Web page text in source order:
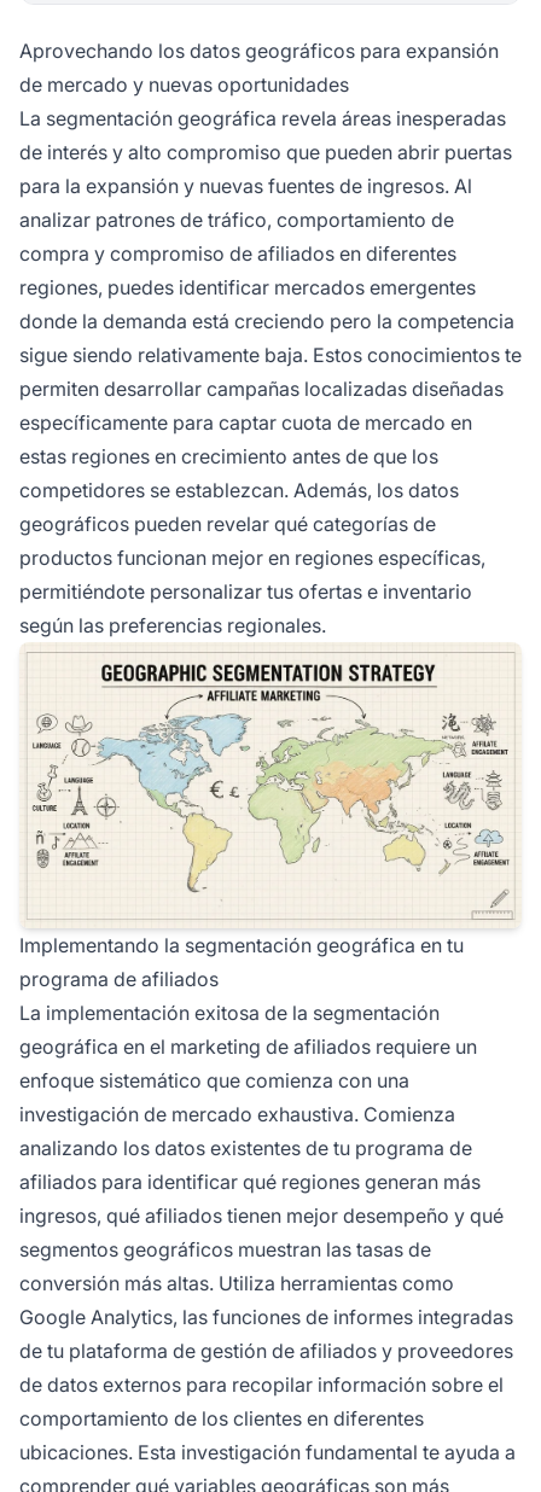
Aprovechando los datos geográficos para expansión
de mercado y nuevas oportunidades
La segmentación geográfica revela áreas inesperadas
de interés y alto compromiso que pueden abrir puertas
para la expansión y nuevas fuentes de ingresos. Al
analizar patrones de tráfico, comportamiento de
compra y compromiso de afiliados en diferentes
regiones, puedes identificar mercados emergentes
donde la demanda está creciendo pero la competencia
sigue siendo relativamente baja. Estos conocimientos te
permiten desarrollar campañas localizadas diseñadas
específicamente para captar cuota de mercado en
estas regiones en crecimiento antes de que los
competidores se establezcan. Además, los datos
geográficos pueden revelar qué categorías de
productos funcionan mejor en regiones específicas,
permitiéndote personalizar tus ofertas e inventario
según las preferencias regionales.
Implementando la segmentación geográfica en tu
programa de afiliados
La implementación exitosa de la segmentación
geográfica en el marketing de afiliados requiere un
enfoque sistemático que comienza con una
investigación de mercado exhaustiva. Comienza
analizando los datos existentes de tu programa de
afiliados para identificar qué regiones generan más
ingresos, qué afiliados tienen mejor desempeño y qué
segmentos geográficos muestran las tasas de
conversión más altas. Utiliza herramientas como
Google Analytics, las funciones de informes integradas
de tu plataforma de gestión de afiliados y proveedores
de datos externos para recopilar información sobre el
comportamiento de los clientes en diferentes
ubicaciones. Esta investigación fundamental te ayuda a
comprender qué variables geográficas son más